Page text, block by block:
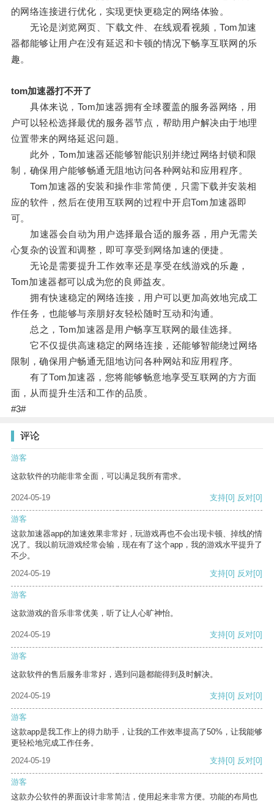
的网络连接进行优化，实现更快更稳定的网络体验。
无论是浏览网页、下载文件、在线观看视频，Tom加速
器都能够让用户在没有延迟和卡顿的情况下畅享互联网的乐
趣。
tom加速器打不开了
具体来说，Tom加速器拥有全球覆盖的服务器网络，用
户可以轻松选择最优的服务器节点，帮助用户解决由于地理
位置带来的网络延迟问题。
此外，Tom加速器还能够智能识别并绕过网络封锁和限
制，确保用户能够畅通无阻地访问各种网站和应用程序。
Tom加速器的安装和操作非常简便，只需下载并安装相
应的软件，然后在使用互联网的过程中开启Tom加速器即
可。
加速器会自动为用户选择最合适的服务器，用户无需关
心复杂的设置和调整，即可享受到网络加速的便捷。
无论是需要提升工作效率还是享受在线游戏的乐趣，
Tom加速器都可以成为您的良师益友。
拥有快速稳定的网络连接，用户可以更加高效地完成工
作任务，也能够与亲朋好友轻松随时互动和沟通。
总之，Tom加速器是用户畅享互联网的最佳选择。
它不仅提供高速稳定的网络连接，还能够智能绕过网络
限制，确保用户畅通无阻地访问各种网站和应用程序。
有了Tom加速器，您将能够畅意地享受互联网的方方面
面，从而提升生活和工作的品质。
#3#
评论
游客
这款软件的功能非常全面，可以满足我所有需求。
2024-05-19 支持[0] 反对[0]
游客
这款加速器app的加速效果非常好，玩游戏再也不会出现卡顿、掉线的情
况了。我以前玩游戏经常会输，现在有了这个app，我的游戏水平提升了
不少。
2024-05-19
支持[0] 反对[0]
游客
这款游戏的音乐非常优美，听了让人心旷神怡。
2024-05-19 支持[0] 反对[0]
游客
这款软件的售后服务非常好，遇到问题都能得到及时解决。
2024-05-19 支持[0] 反对[0]
游客
这款app是我工作上的得力助手，让我的工作效率提高了50%，让我能够
更轻松地完成工作任务。
2024-05-19
支持[0] 反对[0]
游客
这款办公软件的界面设计非常简洁，使用起来非常方便。功能的布局也